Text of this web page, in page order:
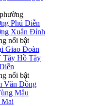
Phú Diễn
Xuân Đỉnh
nổi bật
Giao Đoàn
Hồ Tây
nổi bật
Văn Đồng
Mậu